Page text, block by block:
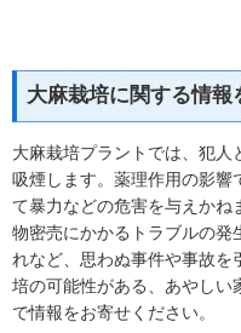
大麻栽培に関する情報
大麻栽培プラントでは、犯人
吸煙します。薬理作用の影響
て暴力などの危害を与えか
物密売にかかるトラブルの発
れなど、思わぬ事件や事故を
培の可能性がある、あやしい
で情報をお寄せください。